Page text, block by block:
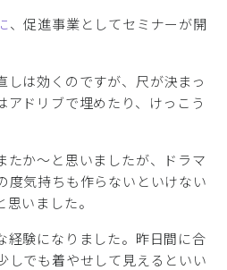
、促進事業としてセミナーが開
しは効くのですが、尺が決まっ
アドリブで埋めたり、けっこう
たか～と思いましたが、ドラマ
度気持ちも作らないといけない
いました。
経験になりました。昨日間に合
しでも着やせして見えるといい